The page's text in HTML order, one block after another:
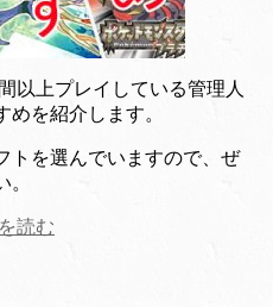
以上プレイしている管理人
を紹介します。
トを選んでいますので、ぜ
読む